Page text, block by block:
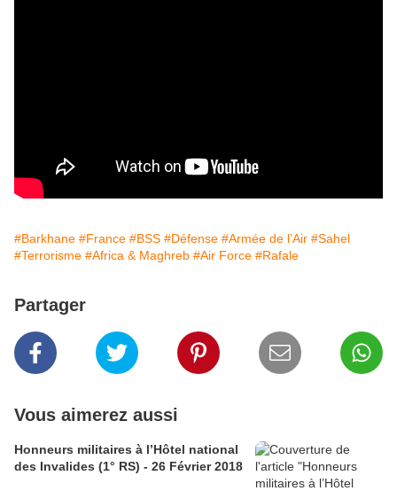
#Barkhane #France #BSS #Défense #Armée de l’Air #Sahel
#Terrorisme #Africa & Maghreb #Air Force #Rafale
Partager
Vous aimerez aussi
Honneurs militaires à l’Hôtel national
des Invalides (1° RS) - 26 Février 2018